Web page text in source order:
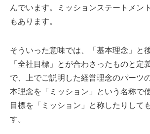
んでいます。ミッションステートメン
もあります。
そういった意味では、「基本理念」と
「全社目標」とが合わさったものと定
で、上でご説明した経営理念のパーツ
本理念を「ミッション」という名称で
目標を「ミッション」と称したりして
す。